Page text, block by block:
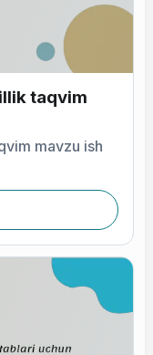
taqvim
mavzu ish